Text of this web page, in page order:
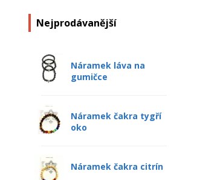
Nejprodávanější
Náramek láva na
gumičce
Náramek čakra tygří
oko
Náramek čakra citrín